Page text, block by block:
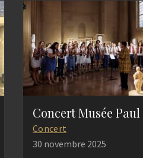
Concert
30 novembre 2025